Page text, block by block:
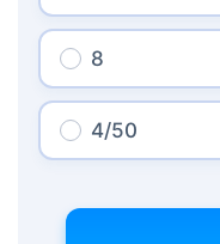
8
4/50